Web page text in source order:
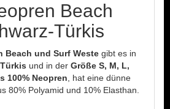
Beach
Türkis
Beach und Surf Weste gibt es in
und in der Größe S, M, L,
100% Neopren , hat eine dünne
80% Polyamid und 10% Elasthan.